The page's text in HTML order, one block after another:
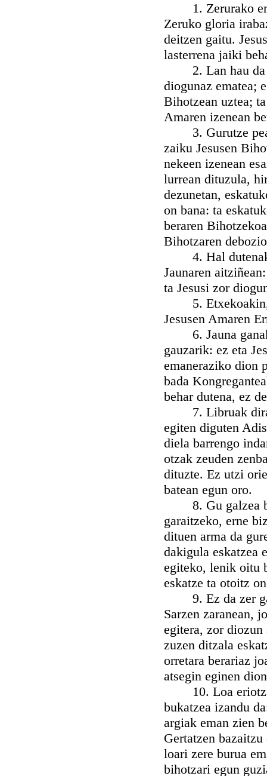
1. Zerurako
Zeruko gloria
deitzen gaitu.
lasterrena jaiki
2. Lan hau da
diogunaz ematea;
Bihotzean uztea;
Amaren izenean
3. Gurutze
zaiku Jesusen
nekeen izenean
lurrean dituzula,
dezunetan,
on bana: ta
beraren
Bihotzaren
4. Hal dutenak
Jaunaren
ta Jesusi zor
5. Etxekoakin,
Jesusen Amaren
6. Jauna
gauzarik: ez eta
emaneraziko dion
bada
behar dutena, ez
7. Libruak dira
egiten diguten
diela barrengo
otzak zeuden
dituzte. Ez utzi
batean egun oro.
8. Gu galzea
garaitzeko, erne
dituen arma da
dakigula eskatzea
egiteko, lenik oitu
eskatze ta otoitz
9. Ez da zer
Sarzen zaranean,
egitera, zor diozun
zuzen ditzala
orretara berariaz
atsegin eginen
10. Loa
bukatzea izandu
argiak eman zien
Gertatzen
loari zere burua
bihotzari egun